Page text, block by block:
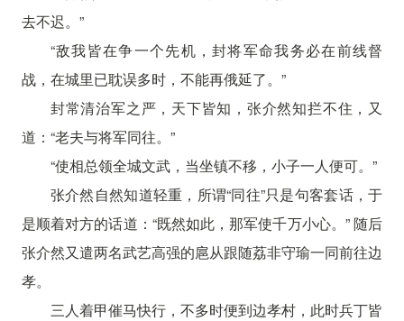
去不迟。”
“敌我皆在争一个先机，封将军命我务必在前线督
战，在城里已耽误多时，不能再俄延了。”
封常清治军之严，天下皆知，张介然知拦不住，又
道：“老夫与将军同往。”
“使相总领全城文武，当坐镇不移，小子一人便可。”
张介然自然知道轻重，所谓“同往”只是句客套话，于
是顺着对方的话道：“既然如此，那军使千万小心。” 随后
张介然又遣两名武艺高强的扈从跟随荔非守瑜一同前往边
孝。
三人着甲催马快行，不多时便到边孝村，此时兵丁皆